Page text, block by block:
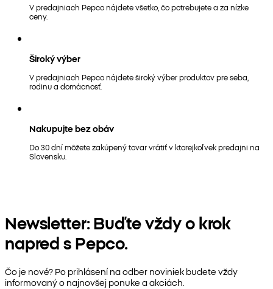
V predajniach Pepco nájdete všetko, čo potrebujete a za nízke
ceny.
Široký výber
V predajniach Pepco nájdete široký výber produktov pre seba,
rodinu a domácnosť.
Nakupujte bez obáv
Do 30 dní môžete zakúpený tovar vrátiť v ktorejkoľvek predajni na
Slovensku.
Newsletter: Buďte vždy o krok
napred s Pepco.
Čo je nové? Po prihlásení na odber noviniek budete vždy
informovaný o najnovšej ponuke a akciách.